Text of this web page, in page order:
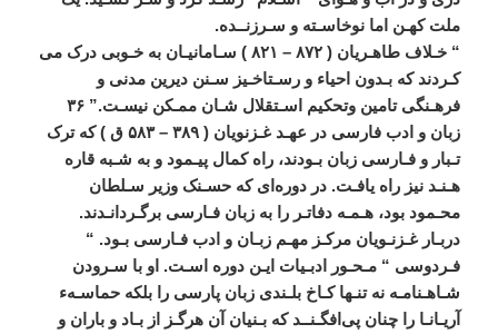
ملت کهـن اما نوخاسـته و سـرزنــده.
“خـلاف طاهـريان (۸۷۲ – ۸۲۱ ) سـامانيـان به خـوبی درک می
کـردند که بـدون احياء و رسـتاخـيز سـنن ديرين مدنی و
فرهـنگی تامين وتحکيم اسـتقلال شـان ممـکن نيسـت.”۳۶
زبان و ادب فارسی در عهـد غـزنويان (۳۸۹ –۵۸۳ ق )که ترک
تـبار و فـارسی زبان بـودند، راه کمال پيـمود و به شـبه قاره
هـنـد نيز راه يافـت.در دوره ای که حسـنک وزير سـلطان
محـمود بود، هـمـه دفاتـر را به زبان فـارسی برگـردانـدند.
دربـار غـزنـويان مرکـز مهـم زبـان و ادب فـارسی بـود. “
فـردوسی “مـحـور ادبـيات ايـن دوره اسـت. او با سـرودن
شـاهـنامـه نه تنـها کـاخ بلـندی زبان پارسی را بلکه حماسـهء
آريـانـا را چنان پی افگـنــد که بـنيان آن هرگـز از بـاد و باران و